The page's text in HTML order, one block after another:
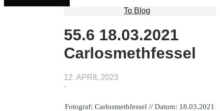
To Blog
55.6 18.03.2021
Carlosmethfessel
12. APRIL 2023
-
Fotograf: Carlosmethfessel // Datum: 18.03.2021